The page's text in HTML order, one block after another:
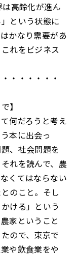
高齢化が進ん
という状態に
かなり需要があ
れをビジネス
・・・・・・
】
何だろうと考え
本に出会っ
、社会問題を
れを読んで、農
くてはならない
のこと。そし
ける」という
家ということ
ので、東京で
や飲食業をや